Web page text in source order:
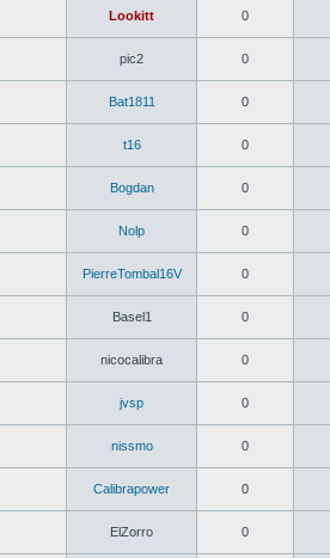
Lookitt 0
pic2 0
Bat1811 0
t16 0
Bogdan 0
Nolp 0
PierreTombal16V 0
Basel1 0
nicocalibra 0
jvsp 0
nissmo 0
Calibrapower 0
ElZorro 0